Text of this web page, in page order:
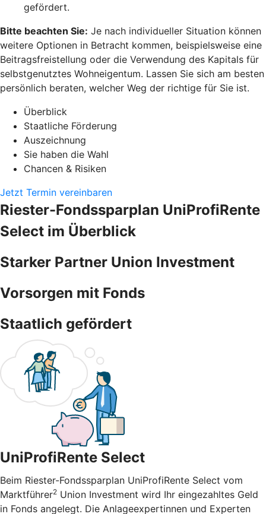
gefördert.
Bitte beachten Sie: Je nach individueller Situation können
weitere Optionen in Betracht kommen, beispielsweise eine
Beitragsfreistellung oder die Verwendung des Kapitals für
selbstgenutztes Wohneigentum. Lassen Sie sich am besten
persönlich beraten, welcher Weg der richtige für Sie ist.
Überblick
Staatliche Förderung
Auszeichnung
Sie haben die Wahl
Chancen & Risiken
Jetzt Termin vereinbaren
Riester-Fondssparplan UniProfiRente
Select im Überblick
Starker Partner Union Investment
Vorsorgen mit Fonds
Staatlich gefördert
UniProfiRente Select
Beim Riester-Fondssparplan UniProfiRente Select vom
Marktführer2 Union Investment wird Ihr eingezahltes Geld
in Fonds angelegt. Die Anlageexpertinnen und Experten